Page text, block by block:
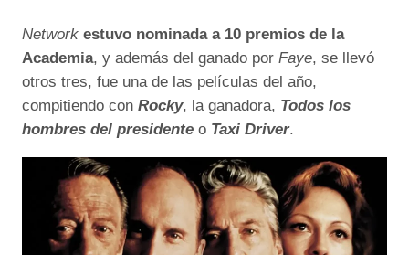
Network estuvo nominada a 10 premios de la
Academia, y además del ganado por Faye, se llevó
otros tres, fue una de las películas del año,
compitiendo con Rocky, la ganadora, Todos los
hombres del presidente o Taxi Driver.